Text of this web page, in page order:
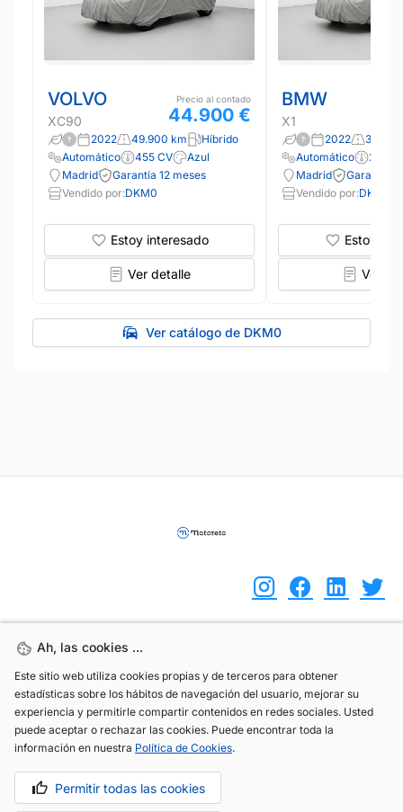
VOLVO
XC90
Precio al contado
44.900 €
2022 49.900 km
Híbrido
Automático
455 CV
Azul
Madrid
Garantía 12 meses
Vendido por:DKM0
Estoy interesado
Ver detalle
BMW
X1
2022
Automático
220
Madrid
Garantía
Vendido por:DKM0
Estoy
Ver
Ver catálogo de DKM0
Ah, las cookies ...
Este sitio web utiliza cookies propias y de terceros para obtener
estadísticas sobre los hábitos de navegación del usuario, mejorar su
experiencia y permitirle compartir contenidos en redes sociales. Usted
puede aceptar o rechazar las cookies. Puede encontrar toda la
información en nuestra Política de Cookies.
Permitir todas las cookies
Ah, las cookies ...
Este sitio web utiliza cookies propias y de terceros para obtener
estadísticas sobre los hábitos de navegación del usuario, mejorar su
experiencia y permitirle compartir contenidos en redes sociales. Usted
puede aceptar o rechazar las cookies. Puede encontrar toda la
información en nuestra Política de Cookies.
Permitir todas las cookies
info@motoreto.com
Aviso legal Política de cookies